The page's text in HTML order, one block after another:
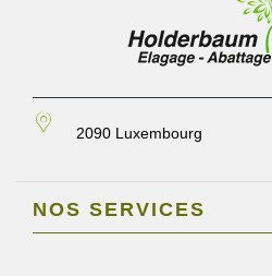
2090 Luxembourg
NOS SERVICES